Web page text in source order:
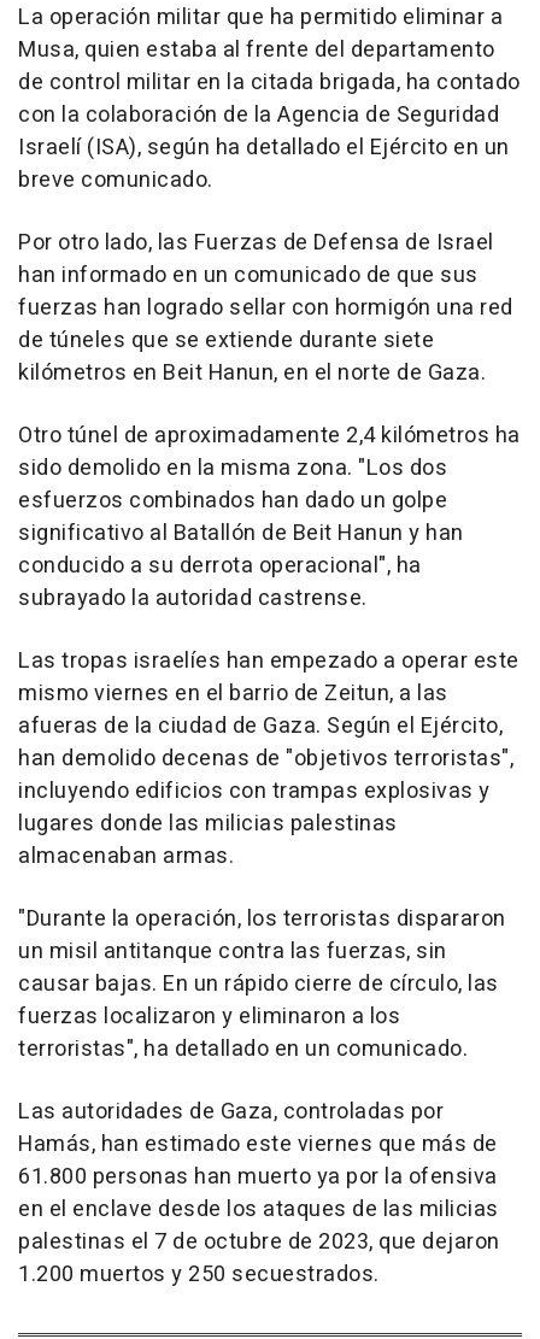
La operación militar que ha permitido eliminar a
Musa, quien estaba al frente del departamento
de control militar en la citada brigada, ha contado
con la colaboración de la Agencia de Seguridad
Israelí (ISA), según ha detallado el Ejército en un
breve comunicado.
Por otro lado, las Fuerzas de Defensa de Israel
han informado en un comunicado de que sus
fuerzas han logrado sellar con hormigón una red
de túneles que se extiende durante siete
kilómetros en Beit Hanun, en el norte de Gaza.
Otro túnel de aproximadamente 2,4 kilómetros ha
sido demolido en la misma zona. "Los dos
esfuerzos combinados han dado un golpe
significativo al Batallón de Beit Hanun y han
conducido a su derrota operacional", ha
subrayado la autoridad castrense.
Las tropas israelíes han empezado a operar este
mismo viernes en el barrio de Zeitun, a las
afueras de la ciudad de Gaza. Según el Ejército,
han demolido decenas de "objetivos terroristas",
incluyendo edificios con trampas explosivas y
lugares donde las milicias palestinas
almacenaban armas.
"Durante la operación, los terroristas dispararon
un misil antitanque contra las fuerzas, sin
causar bajas. En un rápido cierre de círculo, las
fuerzas localizaron y eliminaron a los
terroristas", ha detallado en un comunicado.
Las autoridades de Gaza, controladas por
Hamás, han estimado este viernes que más de
61.800 personas han muerto ya por la ofensiva
en el enclave desde los ataques de las milicias
palestinas el 7 de octubre de 2023, que dejaron
1.200 muertos y 250 secuestrados.